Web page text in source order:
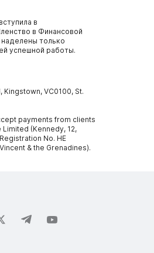
в
в Финансовой
только
успешной работы.
Kingstown, VC0100, St.
payments from clients
(Kennedy, 12,
No. HE
& the Grenadines).